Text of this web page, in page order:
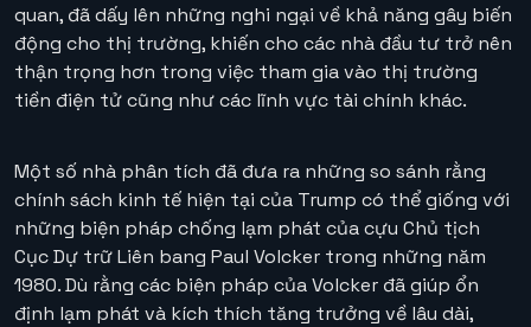
quan, đã dấy lên những nghi ngại về khả năng gây biến
động cho thị trường, khiến cho các nhà đầu tư trở nên
thận trọng hơn trong việc tham gia vào thị trường
tiền điện tử cũng như các lĩnh vực tài chính khác.
Một số nhà phân tích đã đưa ra những so sánh rằng
chính sách kinh tế hiện tại của Trump có thể giống với
những biện pháp chống lạm phát của cựu Chủ tịch
Cục Dự trữ Liên bang Paul Volcker trong những năm
1980. Dù rằng các biện pháp của Volcker đã giúp ổn
định lạm phát và kích thích tăng trưởng về lâu dài,